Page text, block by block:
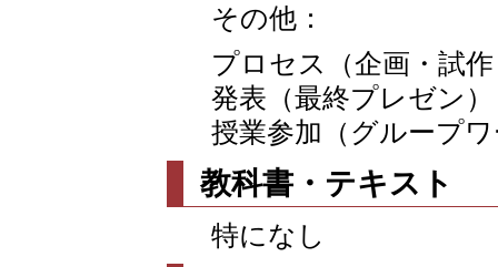
その他：
プロセス（企画・試
発表（最終プレゼン）
授業参加（グループ
教科書・テキスト
特になし